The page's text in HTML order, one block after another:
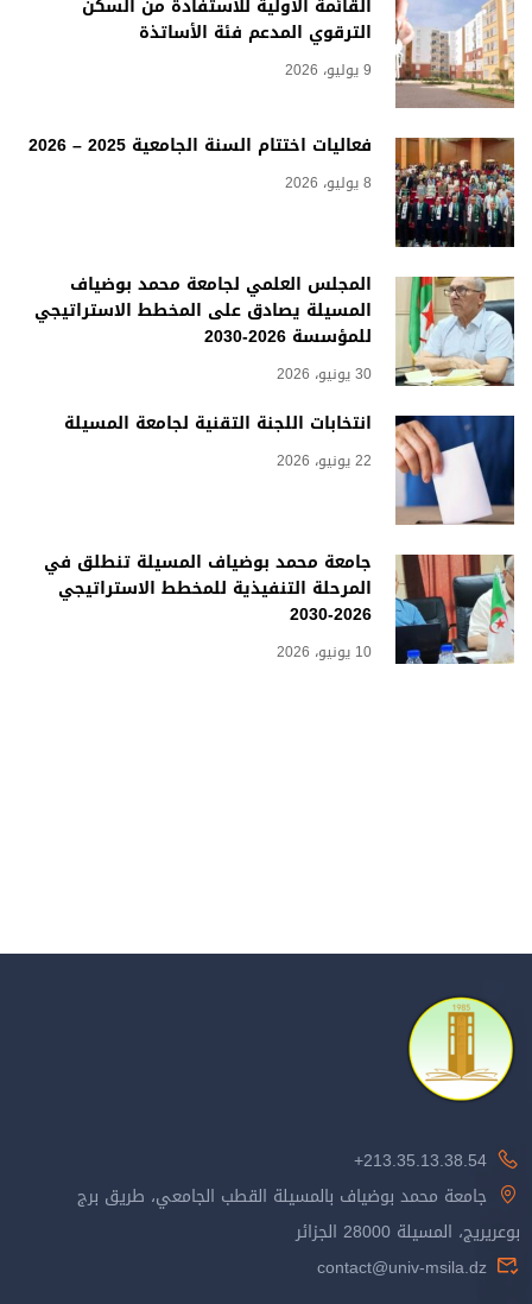
القائمة الأولية للاستفادة من السكن
الترقوي المدعم فئة الأساتذة
9 يوليو، 2026
فعاليات اختتام السنة الجامعية 2025 – 2026
8 يوليو، 2026
المجلس العلمي لجامعة محمد بوضياف
المسيلة يصادق على المخطط الاستراتيجي
للمؤسسة 2026-2030
30 يونيو، 2026
انتخابات اللجنة التقنية لجامعة المسيلة
22 يونيو، 2026
جامعة محمد بوضياف المسيلة تنطلق في
المرحلة التنفيذية للمخطط الاستراتيجي
2026-2030
10 يونيو، 2026
213.35.13.38.54+
جامعة محمد بوضياف بالمسيلة القطب الجامعي، طريق برج
بوعريريج، المسيلة 28000 الجزائر
contact@univ-msila.dz